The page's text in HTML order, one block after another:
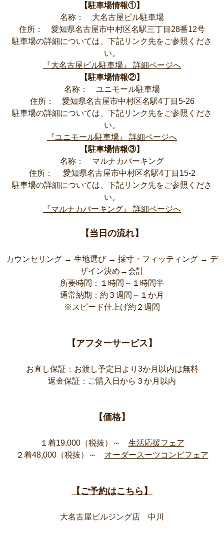
【駐車場情報①】
名称： 大名古屋ビル駐車場
住所： 愛知県名古屋市中村区名駅三丁目28番12号
駐車場の詳細については、下記リンク先をご参照くださ
い。
『大名古屋ビル駐車場』 詳細ページへ
【駐車場情報②】
名称： ユニモール駐車場
住所： 愛知県名古屋市中村区名駅4丁目5-26
駐車場の詳細については、下記リンク先をご参照くださ
い。
『ユニモール駐車場』 詳細ページへ
【駐車場情報③】
名称： マルナカパーキング
住所： 愛知県名古屋市中村区名駅4丁目15-2
駐車場の詳細については、下記リンク先をご参照くださ
い。
『マルナカパーキング』 詳細ページへ
【当日の流れ】
カウンセリング → 生地選び → 採寸・フィッティング → デ
ザイン決め→会計
所要時間：１時間～１時間半
通常納期：約３週間～１か月
※スピード仕上げ約２週間
【アフターサービス】
お直し保証：お渡し予定日より3か月以内は無料
返金保証：ご購入日から３か月以内
【価格】
１着19,000（税抜）～ 生活応援フェア
２着48,000（税抜）～ オーダースーツコンビフェア
【ご予約はこちら】
大名古屋ビルジング店 中川